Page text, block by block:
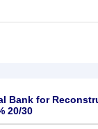
Bank for
20/30